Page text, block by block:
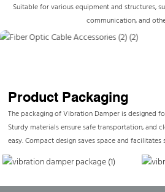
Suitable for various equipment and structures,
communication, and
Product Packaging
The packaging of Vibration Damper is designed
Sturdy materials ensure safe transportation, and
easy. Compact design saves space and facilitates